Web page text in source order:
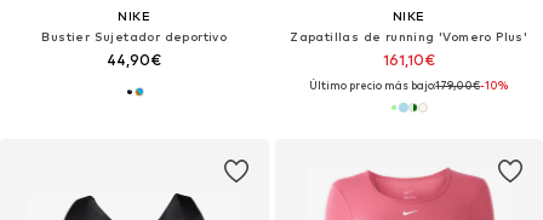
NIKE
Bustier Sujetador deportivo
44,90€
NIKE
Zapatillas de running 'Vomero Plus'
161,10€
Último precio más bajo:179,00€-10%